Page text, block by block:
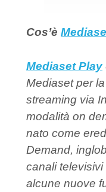
Cos’è
Mediaset Play
Mediaset per
streaming via
modalità on
nato come
Demand,
canali
alcune nuove